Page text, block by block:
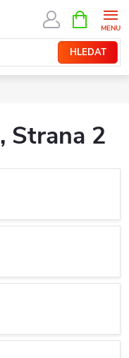
HLEDAT
NÁKUPNÍ
KOŠÍK
, Strana 2